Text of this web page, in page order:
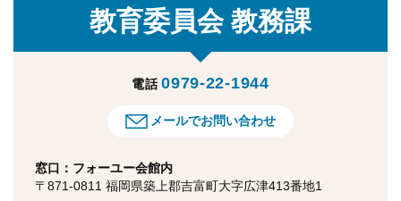
教育委員会 教務課
電話 0979-22-1944
メールでお問い合わせ
窓口：フォーユー会館内
〒871-0811 福岡県築上郡吉富町大字広津413番地1